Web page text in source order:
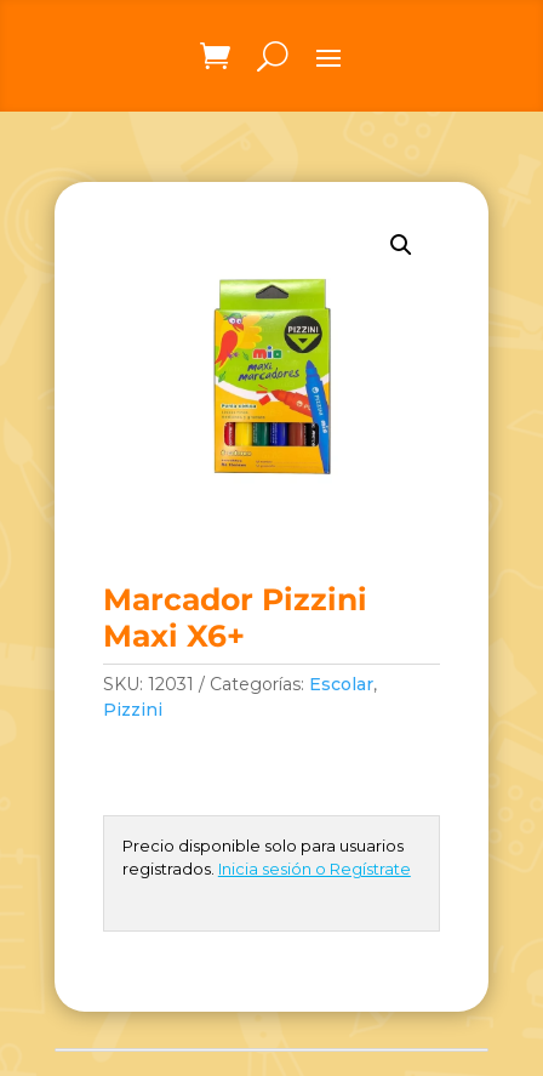
Marcador Pizzini
Maxi X6+
SKU: 12031 Categorías: Escolar,
Pizzini
Precio disponible solo para usuarios
registrados. Inicia sesión o Regístrate